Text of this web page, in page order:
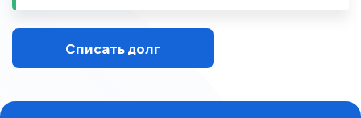
Списать долг
конфиденциальности
Списать долги
на обработку данных,